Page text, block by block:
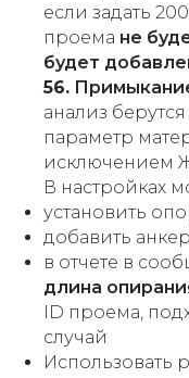
если задать
проема не
будет
56.
анализ
параметр
исключением
В настройках
установить
добавить
в отчете в
длина
ID проема,
случай
Использовать